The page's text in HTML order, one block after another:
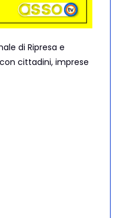
di Ripresa e
cittadini, imprese